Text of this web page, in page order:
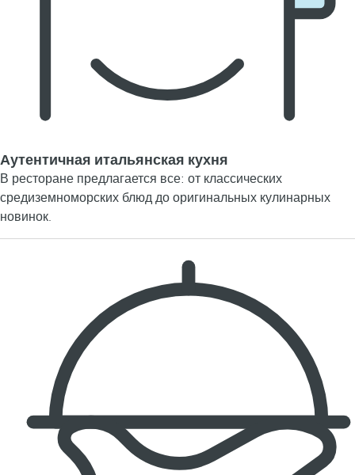
Аутентичная итальянская кухня
В ресторане предлагается все: от классических
средиземноморских блюд до оригинальных кулинарных
новинок.